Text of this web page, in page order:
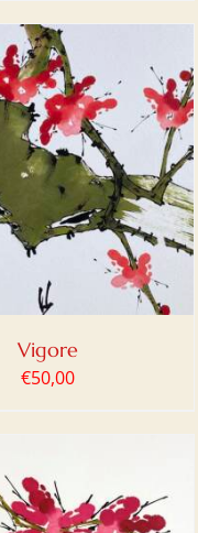
Vigore
€50,00
AL CARRELLO
/
DETTAGLI